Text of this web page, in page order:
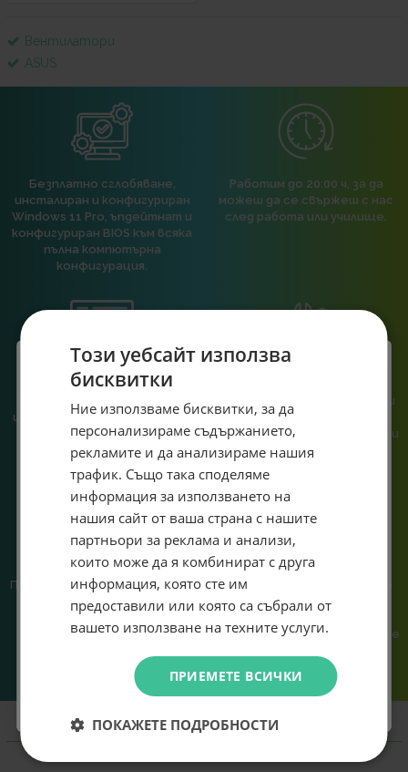
Вентилатори
ASUS
Безплатно сглобяване,
инсталиран и конфигуриран
Windows 11 Pro, ъпдейтнат и
конфигуриран BIOS към всяка
пълна компютърна
конфигурация.
Работим до 20:00 ч, за да
можеш да се свържеш с нас
след работа или училище.
При нас говориш с реален
човек, не с чатбот, когато
имаш нужда от консултация
или справяне с проблем.
обслужваме. Като магазин и
сервиз на едно място
гарантираме бърза реакция и
познаване на твоята
Предлагаме различни методи
на плащане, включително
възможност за плащане с
криптовалута.
Ние сме малък екип и точно
затова поемаме лична
отговорност за всяка
поръчка. Ако има проблем – не
решаваме.
Този уебсайт използва
бисквитки
Ние използваме бисквитки, за да
персонализираме съдържанието,
рекламите и да анализираме нашия
трафик. Също така споделяме
информация за използването на
нашия сайт от ваша страна с нашите
партньори за реклама и анализи,
които може да я комбинират с друга
информация, която сте им
предоставили или която са събрали от
вашето използване на техните услуги.
ПРИЕМЕТЕ ВСИЧКИ
ПОКАЖЕТЕ ПОДРОБНОСТИ
Специален подарък за
теб!
Абонирай се за ексклузивни седмични оферти и
специални предложения само за теб като
въведеш само email адрес и получи отстъпка от
първата ти поръчка.
Email
Не искам подарък